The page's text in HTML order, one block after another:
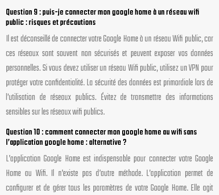
Question 9 : puis-je connecter mon google home à un réseau wifi
public : risques et précautions
Il est déconseillé de connecter votre Google Home à un réseau Wifi public, car
ces réseaux sont souvent non sécurisés et peuvent exposer vos données
personnelles. Si vous devez utiliser un réseau Wifi public, utilisez un VPN pour
protéger votre confidentialité. La sécurité des données est primordiale lors de
l’utilisation de réseaux publics. Évitez de transmettre des informations
sensibles sur les réseaux wifi publics.
Question 10 : comment connecter mon google home au wifi sans
l’application google home : alternative ?
L’application Google Home est indispensable pour connecter votre Google
Home au Wifi. Il n’existe pas d’autre méthode. L’application permet de
configurer et de gérer tous les paramètres de votre Google Home. Elle agit